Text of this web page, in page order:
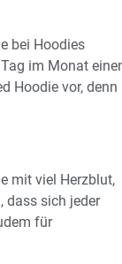
bei Hoodies
im Monat
Hoodie vor, denn
mit viel Herzblut,
dass sich jeder
für